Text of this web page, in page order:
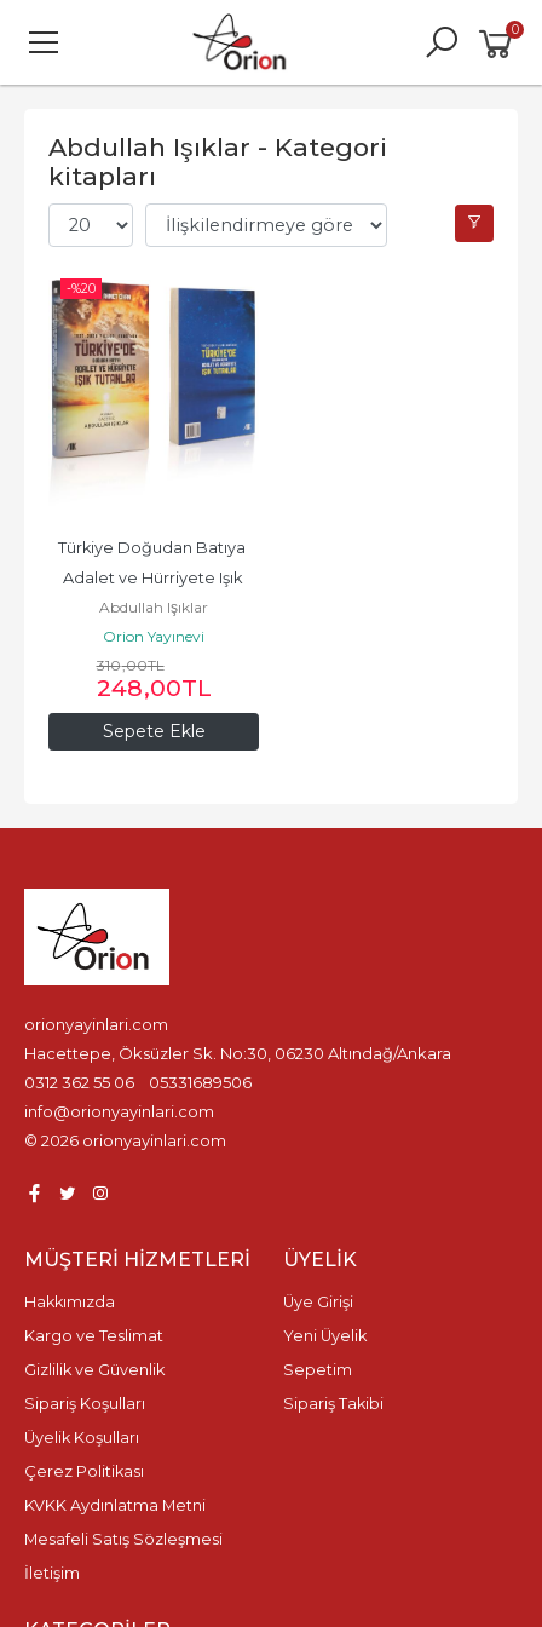
0
Abdullah Işıklar - Kategori
kitapları
-%20
Sepete Ekle
Türkiye Doğudan Batıya
Adalet ve Hürriyete Işık
Tutanlar - Abdullah Işıklar
Abdullah Işıklar
Orion Yayınevi
310,00TL
248,00TL
orionyayinlari.com
Hacettepe, Öksüzler Sk. No:30, 06230 Altındağ/Ankara
0312 362 55 06
05331689506
info@orionyayinlari.com
© 2026 orionyayinlari.com
MÜŞTERI HIZMETLERI
Hakkımızda
Kargo ve Teslimat
Gizlilik ve Güvenlik
Sipariş Koşulları
Üyelik Koşulları
Çerez Politikası
KVKK Aydınlatma Metni
Mesafeli Satış Sözleşmesi
İletişim
ÜYELIK
Üye Girişi
Yeni Üyelik
Sepetim
Sipariş Takibi